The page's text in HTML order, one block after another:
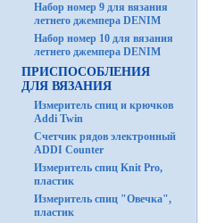
Набор номер 9 для вязания
летнего джемпера DENIM
Набор номер 10 для вязания
летнего джемпера DENIM
ПРИСПОСОБЛЕНИЯ
ДЛЯ ВЯЗАНИЯ
Измеритель спиц и крючков
Addi Twin
Счетчик рядов электронный
ADDI Counter
Измеритель спиц Knit Pro,
пластик
Измеритель спиц "Овечка",
пластик